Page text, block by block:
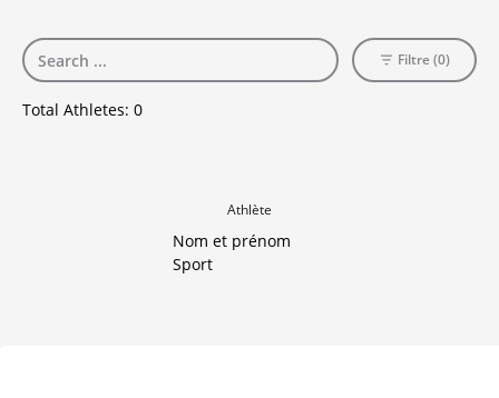
Total Athletes: 0
Filtre (0)
Athlète
Nom et prénom
Sport